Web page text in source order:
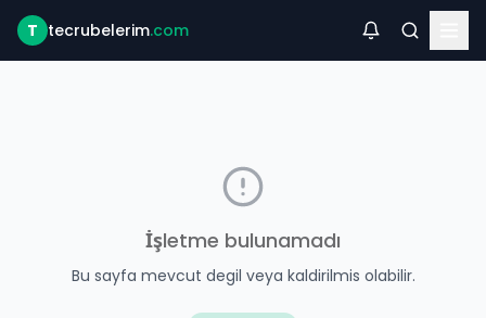
T tecrubelerim.com
İşletme bulunamadı
Bu sayfa mevcut degil veya kaldirilmis olabilir.